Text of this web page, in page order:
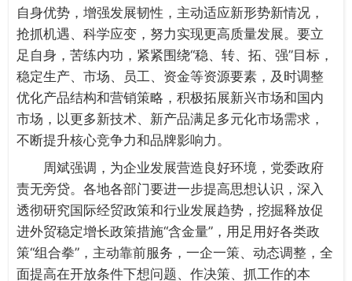
自身优势，增强发展韧性，主动适应新形势新情况，
抢抓机遇、科学应变，努力实现更高质量发展。要立
足自身，苦练内功，紧紧围绕“稳、转、拓、强”目标，
稳定生产、市场、员工、资金等资源要素，及时调整
优化产品结构和营销策略，积极拓展新兴市场和国内
市场，以更多新技术、新产品满足多元化市场需求，
不断提升核心竞争力和品牌影响力。
周斌强调，为企业发展营造良好环境，党委政府
责无旁贷。各地各部门要进一步提高思想认识，深入
透彻研究国际经贸政策和行业发展趋势，挖掘释放促
进外贸稳定增长政策措施“含金量”，用足用好各类政
策“组合拳”，主动靠前服务，一企一策、动态调整，全
面提高在开放条件下想问题、作决策、抓工作的本